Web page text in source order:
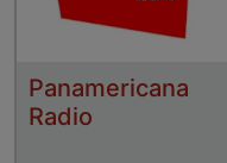
Panamericana
Radio